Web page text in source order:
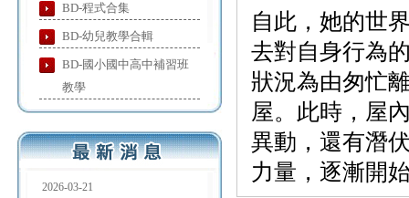
BD-程式合集
BD-幼兒教學合輯
BD-國小國中高中補習班
教學
2026-03-21
自此，她的世
去對自身行為
狀況為由匆忙
屋。此時，屋
異動，還有潛
力量，逐漸開